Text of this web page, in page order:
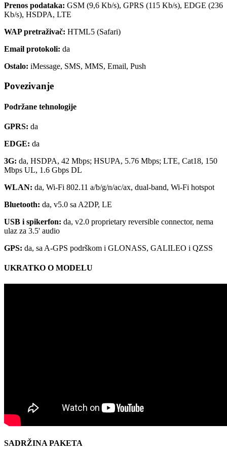
Prenos podataka: GSM (9,6 Kb/s), GPRS (115 Kb/s), EDGE (236
Kb/s), HSDPA, LTE
WAP pretraživač: HTML5 (Safari)
Email protokoli: da
Ostalo: iMessage, SMS, MMS, Email, Push
Povezivanje
Podržane tehnologije
GPRS: da
EDGE: da
3G: da, HSDPA, 42 Mbps; HSUPA, 5.76 Mbps; LTE, Cat18, 150
Mbps UL, 1.6 Gbps DL
WLAN: da, Wi-Fi 802.11 a/b/g/n/ac/ax, dual-band, Wi-Fi hotspot
Bluetooth: da, v5.0 sa A2DP, LE
USB i spikerfon: da, v2.0 proprietary reversible connector, nema
ulaz za 3.5' audio
GPS: da, sa A-GPS podrškom i GLONASS, GALILEO i QZSS
UKRATKO O MODELU
SADRŽINA PAKETA